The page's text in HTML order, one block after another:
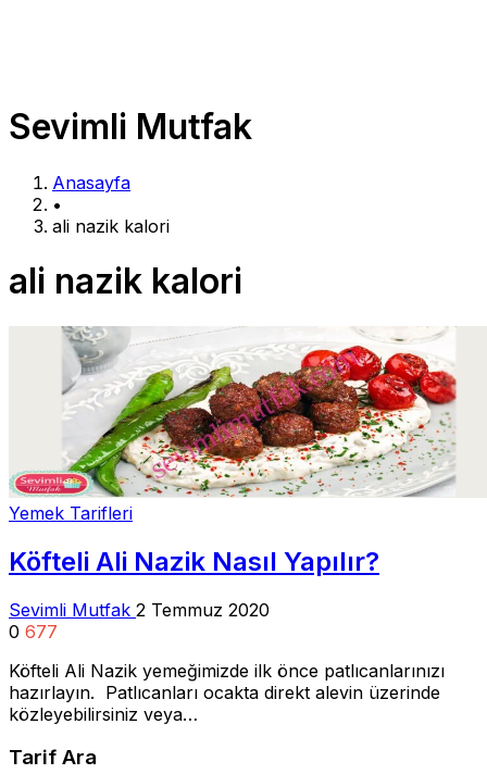
Sevimli Mutfak
Anasayfa
•
ali nazik kalori
ali nazik kalori
Yemek Tarifleri
Köfteli Ali Nazik Nasıl Yapılır?
Sevimli Mutfak 2 Temmuz 2020
0 677
Köfteli Ali Nazik yemeğimizde ilk önce patlıcanlarınızı
hazırlayın. Patlıcanları ocakta direkt alevin üzerinde
közleyebilirsiniz veya…
Tarif Ara